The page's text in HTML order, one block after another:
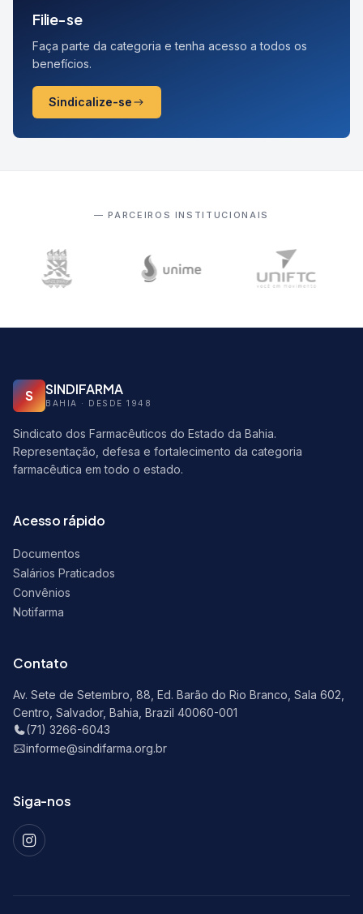
Filie-se
Faça parte da categoria e tenha acesso a todos os
benefícios.
Sindicalize-se
— PARCEIROS INSTITUCIONAIS
S SINDIFARMA
BAHIA · DESDE 1948
Sindicato dos Farmacêuticos do Estado da Bahia.
Representação, defesa e fortalecimento da categoria
farmacêutica em todo o estado.
Acesso rápido
Documentos
Salários Praticados
Convênios
Notifarma
Contato
Av. Sete de Setembro, 88, Ed. Barão do Rio Branco, Sala 602,
Centro, Salvador, Bahia, Brazil 40060-001
(71) 3266-6043
informe@sindifarma.org.br
Siga-nos